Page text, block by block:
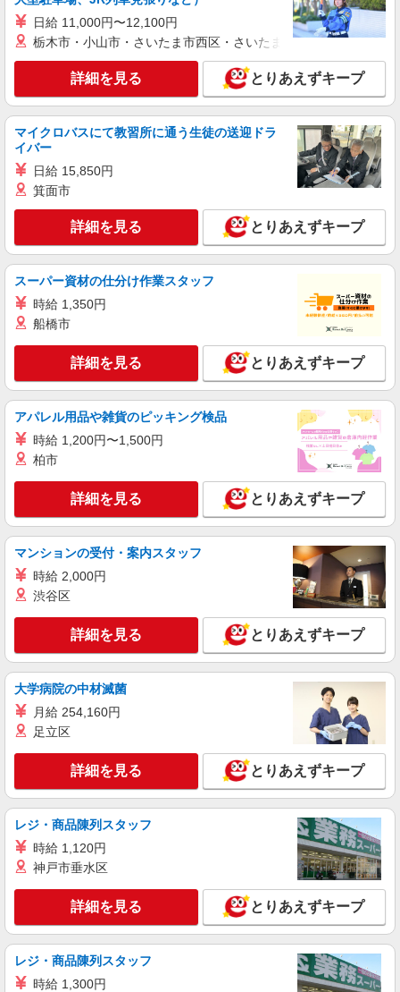
派遣社員
株式会社テクノ・サービス/お仕事No/0885938
部品等のピッキング
時給1250円交通費全額支給
茨城県土浦市 ＊車・バイク通勤OK
キープ 詳細を見る
派遣社員
株式会社綜合キャリアオプション（1314VJ0805G10★31-N-T4）
建機部品の玉掛け・梱包・運搬/日払いOK
時給1,470円 交通費：既定支給
茨城県土浦市
キープ 詳細を見る
株式会社テクノ・サービス/お仕事No/0910841
ピッキング作業
時給1250円交通費全額支給
茨城県土浦市 ＊車・バイク通勤OK
詳細を見る
株式会社テクノ・サービス/お仕事No/0889184
茨城県土浦市 ＊車・バイク通勤OK
キープ 詳細を見る
株式会社テクノ・サービス/お仕事No/0901090
ピッキング作業
茨城県土浦市 ＊車・バイク通勤OK
キープ 詳細を見る
派遣社員
株式会社テクノ・サービス/お仕事No/0890184
時給1400円交通費全額支給
茨城県土浦市 ＊車・バイク通勤OK
キープ 詳細を見る
日給 11,000円〜12,100円
栃木市・小山市・さいたま市西区・さいたま市岩槻区・久喜市・
詳細を見る とりあえずキープ
マイクロバスにて教習所に通う生徒の送迎ドラ
イバー
日給 15,850円
箕面市
詳細を見る とりあえずキープ
スーパー資材の仕分け作業スタッフ
時給 1,350円
船橋市
詳細を見る とりあえずキープ
アパレル用品や雑貨のピッキング検品
時給 1,200円〜1,500円
柏市
詳細を見る とりあえずキープ
マンションの受付・案内スタッフ
時給 2,000円
渋谷区
詳細を見る とりあえずキープ
大学病院の中材滅菌
月給 254,160円
足立区
詳細を見る とりあえずキープ
レジ・商品陳列スタッフ
時給 1,120円
神戸市垂水区
詳細を見る とりあえずキープ
レジ・商品陳列スタッフ
時給 1,300円